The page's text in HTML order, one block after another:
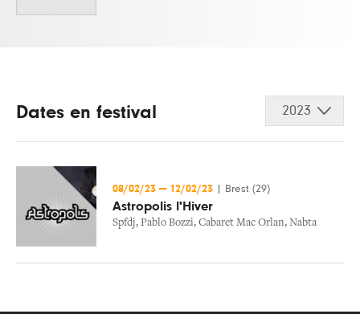
Dates en festival 2023
08/02/23 — 12/02/23 Brest (29)
Astropolis l'Hiver
Spfdj, Pablo Bozzi, Cabaret Mac Orlan, Nabta